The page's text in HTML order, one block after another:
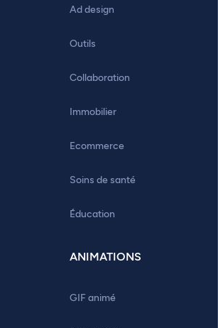
Ad design
Outils
Collaboration
Immobilier
Ecommerce
Soins de santé
Éducation
ANIMATIONS
GIF animé